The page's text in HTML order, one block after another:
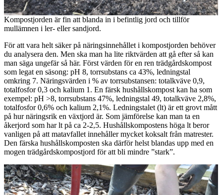
Kompostjorden är fin att blanda in i befintlig jord och tillför
mullämnen i ler- eller sandjord.
För att vara helt säker på näringsinnehållet i kompostjorden behöver
du analysera den. Men ska man ha lite riktvärden att gå efter så kan
man säga ungefär så här. Först värden för en ren trädgårdskompost
som legat en säsong: pH 8, torrsubstans ca 43%, ledningstal
omkring 7. Näringsvärden i % av torrsubstansen: totalkväve 0,9,
totalfosfor 0,3 och kalium 1. En färsk hushållskompost kan ha som
exempel: pH >8, torrsubstans 47%, ledningstal 49, totalkväve 2,8%,
totalfosfor 0,6% och kalium 2,1%. Ledningstalet (lt) är ett grovt mått
på hur näringsrik en växtjord är. Som jämförelse kan man ta en
åkerjord som har lt på ca 2-2,5. Hushållskompostens höga lt beror
vanligen på att matavfallet innehåller mycket koksalt från matrester.
Den färska hushållskomposten ska därför helst blandas upp med en
mogen trädgårdskompostjord för att bli mindre ”stark”.